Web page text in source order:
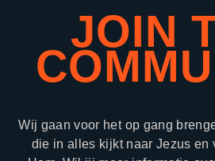
JOIN
Wij gaan voor het op gang
die in alles kijkt naar Jezus en